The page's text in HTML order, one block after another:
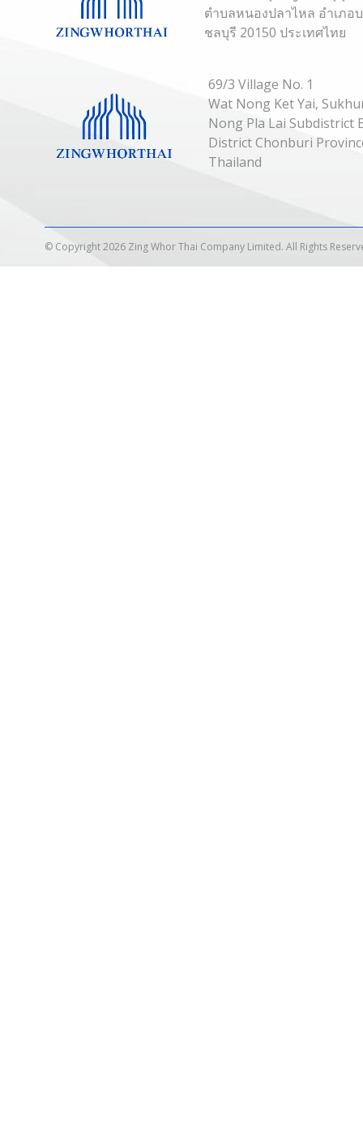
ตำบลหนองปลาไหล อำเภอ
ชลบุรี 20150 ประเทศไทย
69/3 Village No. 1
Wat Nong Ket Yai,
Nong Pla Lai Subdistrict
District Chonburi
Thailand
© Copyright 2026 Zing Whor Thai Company Limited. All Rights